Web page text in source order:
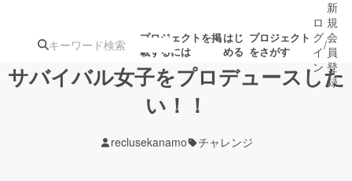
プロジェクトを掲
載するには
はじ
める
プロジェクト
をさがす
ジェクト
ロジェクト
ロ
グ
イ
ン
/
新
規
会
員
登
録
サバイバル女子をプロデュースした
い！！
reclusekanamo チャレンジ